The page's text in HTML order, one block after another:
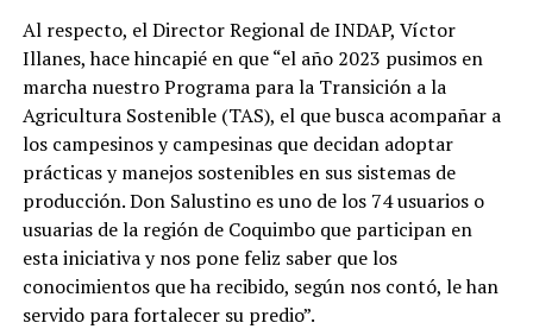
Al respecto, el Director Regional de INDAP, Víctor
Illanes, hace hincapié en que “el año 2023 pusimos en
marcha nuestro Programa para la Transición a la
Agricultura Sostenible (TAS), el que busca acompañar a
los campesinos y campesinas que decidan adoptar
prácticas y manejos sostenibles en sus sistemas de
producción. Don Salustino es uno de los 74 usuarios o
usuarias de la región de Coquimbo que participan en
esta iniciativa y nos pone feliz saber que los
conocimientos que ha recibido, según nos contó, le han
servido para fortalecer su predio”.